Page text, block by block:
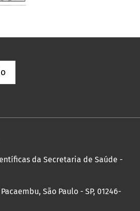
da Secretaria de Saúde -
São Paulo - SP, 01246-